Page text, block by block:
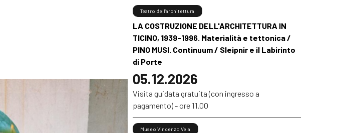
LA COSTRUZIONE DELL'ARCHITETTURA IN
TICINO, 1939-1996. Materialità e tettonica /
PINO MUSI. Continuum / Sleipnir e il Labirinto
di Porte
05.12.2026
Teatro dell’architettura
Visita guidata gratuita (con ingresso a
pagamento) - ore 11.00
Museo Vincenzo Vela